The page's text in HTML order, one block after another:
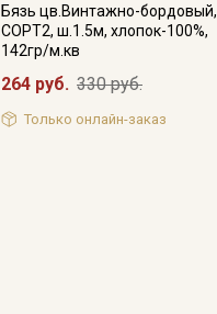
Бязь цв.Винтажно-бордовый,
СОРТ2, ш.1.5м, хлопок-100%,
142гр/м.кв
264 руб. 330 руб.
Только онлайн-заказ